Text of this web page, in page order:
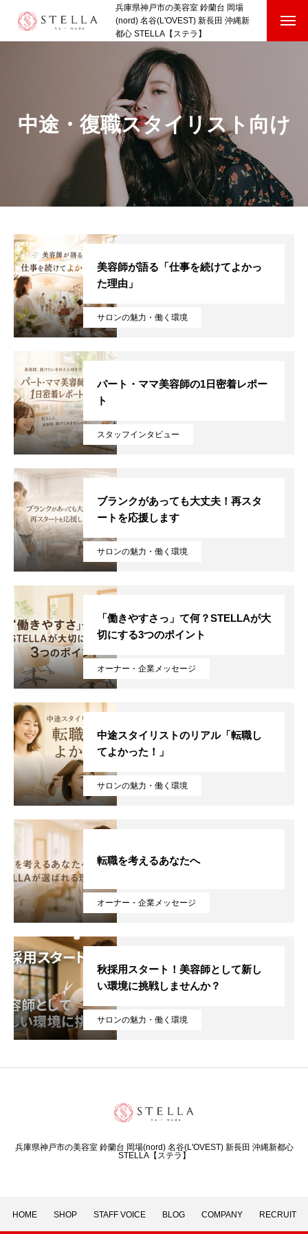
兵庫県神戸市の美容室 鈴蘭台 岡場
(nord) 名谷(L'OVEST) 新長田 沖縄新
都心 STELLA【ステラ】
STAFF VOICE
COMPANY
HOME SHOP STAFF VOICE BLOG COMPANY
中途・復職スタイリスト向け
サロンの魅力・働く環境
美容師が語る「仕事を続けてよかっ
た理由」
スタッフインタビュー
パート・ママ美容師の1日密着レポー
ト
サロンの魅力・働く環境
ブランクがあっても大丈夫！再スタ
ートを応援します
オーナー・企業メッセージ
「働きやすさっ」て何？STELLAが大
切にする3つのポイント
サロンの魅力・働く環境
中途スタイリストのリアル「転職し
てよかった！」
オーナー・企業メッセージ
転職を考えるあなたへ
サロンの魅力・働く環境
秋採用スタート！美容師として新し
い環境に挑戦しませんか？
兵庫県神戸市の美容室 鈴蘭台 岡場(nord) 名谷(L'OVEST) 新長田 沖縄新都心
STELLA【ステラ】
HOME SHOP STAFF VOICE BLOG COMPANY RECRUIT